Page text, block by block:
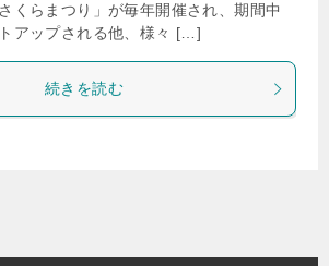
くらまつり」が毎年開催され、期間中
アップされる他、様々 […]
続きを読む